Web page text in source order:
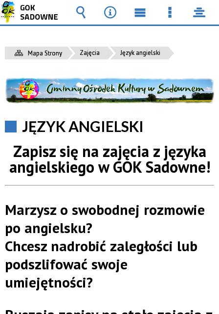
Mapa Strony Zajęcia Język angielski
JĘZYK ANGIELSKI
Zapisz się na zajęcia z języka
angielskiego w GOK Sadowne!
Marzysz o swobodnej rozmowie
po angielsku?
Chcesz nadrobić zaległości lub
podszlifować swoje
umiejętności?
Wyszukiwarka
Narzędzia
MenuMenu